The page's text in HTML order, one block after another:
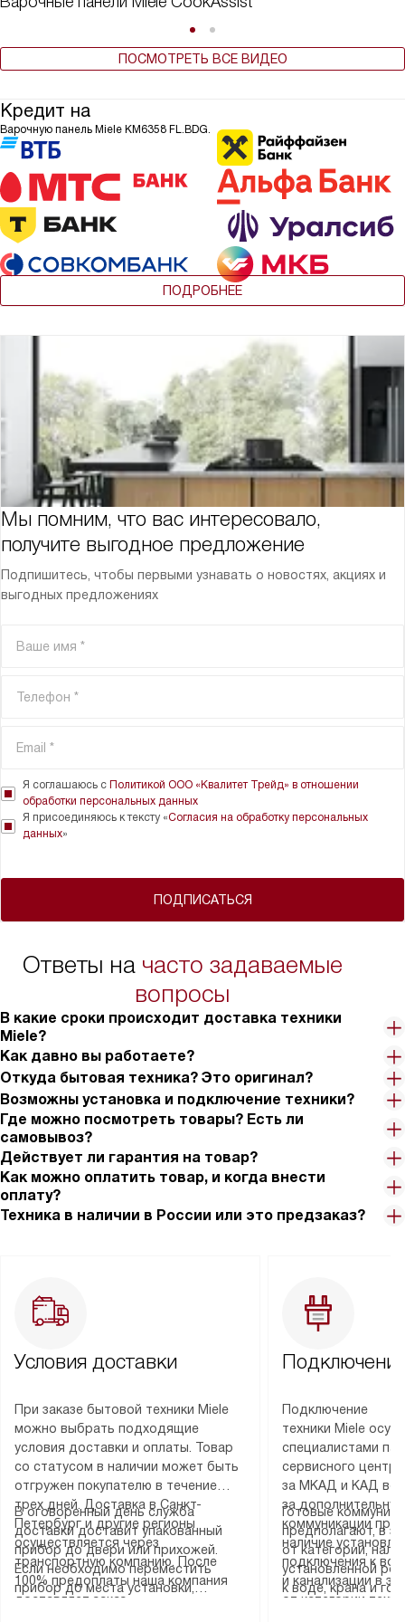
ПОСМОТРЕТЬ ВСЕ ВИДЕО
Кредит на
Варочную панель Miele KM6358 FL.BDG.
ПОДРОБНЕЕ
Мы помним, что вас интересовало,
получите выгодное предложение
Подпишитесь, чтобы первыми узнавать о новостях, акциях и
выгодных предложениях
ПОДПИСАТЬСЯ
Я соглашаюсь с Политикой ООО «Квалитет Трейд» в отношении
обработки персональных данных
Я присоединяюсь к тексту «Согласия на обработку персональных
данных»
Ответы на часто задаваемые
вопросы
В какие сроки происходит доставка техники
Miele?
Как давно вы работаете?
Откуда бытовая техника? Это оригинал?
Возможны установка и подключение техники?
Где можно посмотреть товары? Есть ли
самовывоз?
Действует ли гарантия на товар?
Как можно оплатить товар, и когда внести
оплату?
Техника в наличии в России или это предзаказ?
Условия доставки
При заказе бытовой техники Miele
можно выбрать подходящие
условия доставки и оплаты. Товар
со статусом в наличии может быть
отгружен покупателю в течение
трех дней. Доставка в Санкт-
Петербург и другие регионы
осуществляется через
транспортную компанию. После
100% предоплаты наша компания
доставляет заказ
В оговоренный день служба
доставки доставит упакованный
прибор до двери или прихожей.
Если необходимо переместить
прибор до места установки,
Подключение
техники Miele
специалистами
сервисного
за МКАД и КАД
за
коммуникации
наличие
подключения к
и канализации в
от категории
Готовые
предполагают, в
от категории,
установленной
к воде, крана и